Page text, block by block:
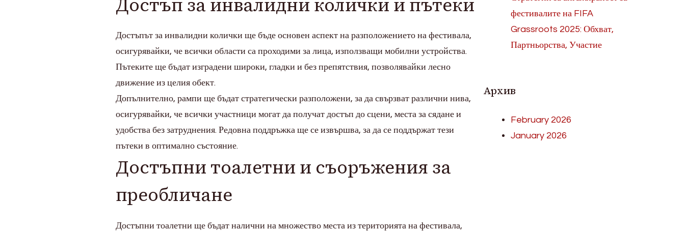
Достъп за инвалидни колички и пътеки
Достъпът за инвалидни колички ще бъде основен аспект на разположението на фестивала,
осигурявайки, че всички области са проходими за лица, използващи мобилни устройства.
Пътеките ще бъдат изградени широки, гладки и без препятствия, позволявайки лесно
движение из целия обект.
Допълнително, рампи ще бъдат стратегически разположени, за да свързват различни нива,
осигурявайки, че всички участници могат да получат достъп до сцени, места за сядане и
удобства без затруднения. Редовна поддръжка ще се извършва, за да се поддържат тези
пътеки в оптимално състояние.
Достъпни тоалетни и съоръжения за
преобличане
Достъпни тоалетни ще бъдат налични на множество места из територията на фестивала,
фестивалите на FIFA
Grassroots 2025: Обхват,
Партньорства, Участие
Архив
February 2026
January 2026